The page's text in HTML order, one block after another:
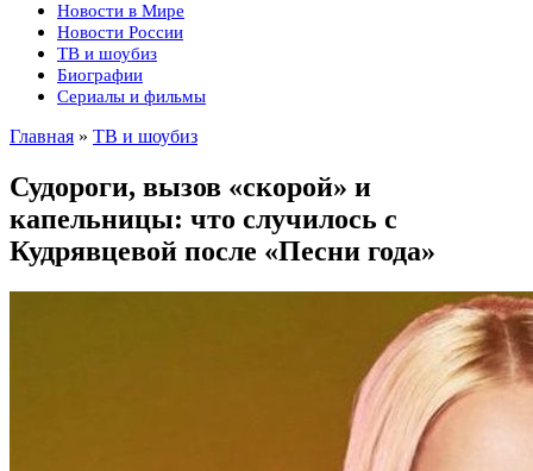
Новости в Мире
Новости России
ТВ и шоубиз
Биографии
Сериалы и фильмы
Главная » ТВ и шоубиз
Судороги, вызов «скорой» и
капельницы: что случилось с
Кудрявцевой после «Песни года»